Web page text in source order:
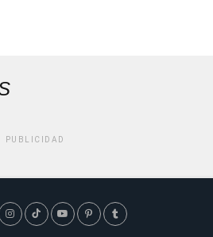
PUBLICIDAD